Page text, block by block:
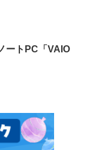
ートPC「VAIO